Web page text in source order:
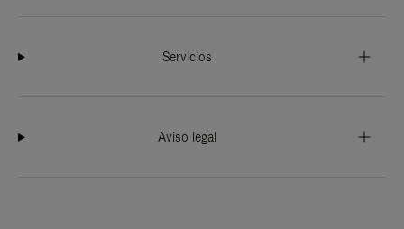
Servicios
Aviso legal